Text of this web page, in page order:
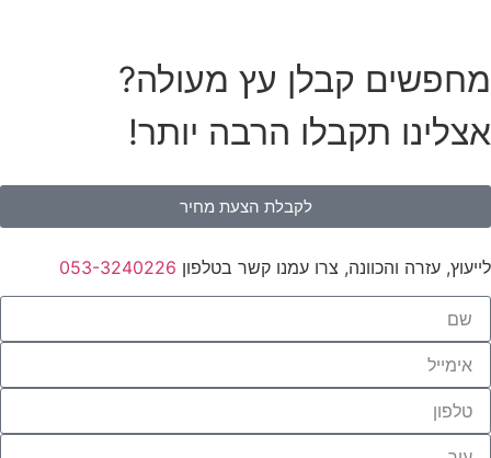
מחפשים קבלן עץ מעולה?
אצלינו תקבלו הרבה יותר!
לקבלת הצעת מחיר
לייעוץ, עזרה והכוונה, צרו עמנו קשר בטלפון 053-3240226